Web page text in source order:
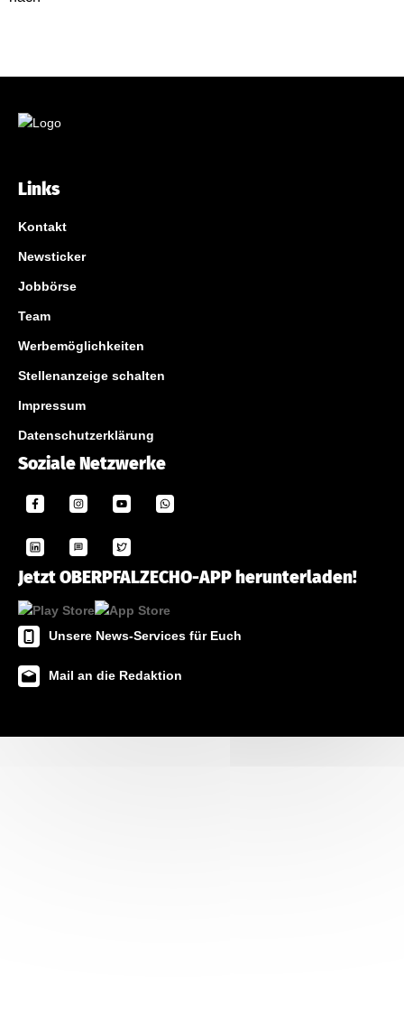
Links
Kontakt
Newsticker
Jobbörse
Team
Werbemöglichkeiten
Stellenanzeige schalten
Impressum
Datenschutzerklärung
Soziale Netzwerke
Jetzt OBERPFALZECHO-APP herunterladen!
Unsere News-Services für Euch
Mail an die Redaktion